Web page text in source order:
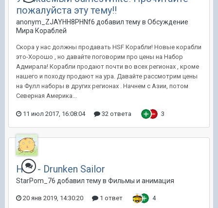
пожалуйста эту тему!!
anonym_ZJAYHH8PHNf6 добавил тему в Обсуждение
Мира Кораблей
Скора у нас должны продавать HSF Корабли! Новые корабли
это-Хорошо , но давайте поговорим про цены на Набор
Адмирала! Корабли продают почти во всех регионах , кроме
нашего и походу продают на ура. Давайте рассмотрим цены
на Фулл наборы в других регионах . Начнем с Азии, потом
Северная Америка...
11 июл 2017, 16:08:04 32 ответа 3
HSF - Drunken Sailor
StarPom_76 добавил тему в Фильмы и анимация
20 янв 2019, 14:30:20 1 ответ 4